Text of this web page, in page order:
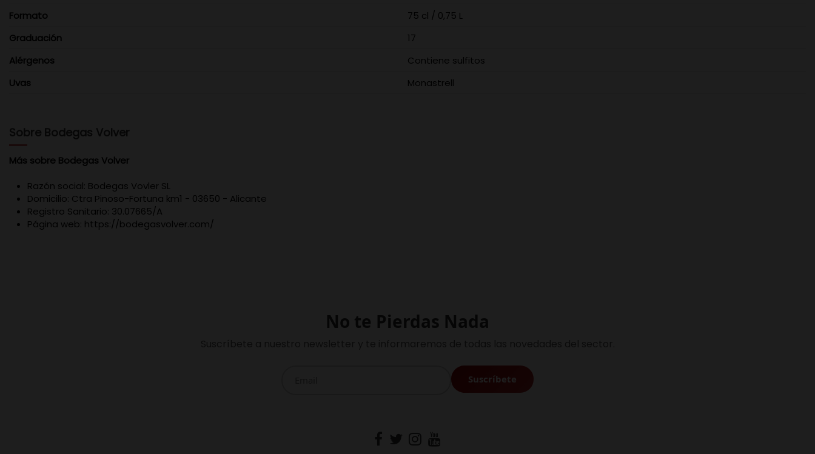
Formato
75 cl / 0,75 L
Graduación
17
Alérgenos
Contiene sulfitos
Uvas
Monastrell
Sobre Bodegas Volver
Más sobre Bodegas Volver
Razón social: Bodegas Vovler SL
Domicilio: Ctra Pinoso-Fortuna km1 - 03650 - Alicante
Registro Sanitario: 30.07665/A
Página web: https://bodegasvolver.com/
No te Pierdas Nada